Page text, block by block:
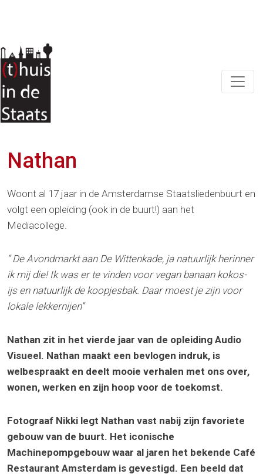
Nathan
Woont al 17 jaar in de Amsterdamse Staatsliedenbuurt en
volgt een opleiding (ook in de buurt!) aan het
Mediacollege.
‘’ De Avondmarkt aan De Wittenkade, ja natuurlijk herinner
ik mij die! Ik was er te vinden voor vegan banaan kokos-
ijs en natuurlijk de koopjesbak. Daar moest je zijn voor
lokale lekkernijen’’
Nathan zit in het vierde jaar van de opleiding Audio
Visueel. Nathan maakt een bevlogen indruk, is
welbespraakt en deelt mooie verhalen met ons over,
wonen, werken en zijn hoop voor de toekomst.
Fotograaf Nikki legt Nathan vast nabij zijn favoriete
gebouw van de buurt. Het iconische
Machinepompgebouw waar al jaren het bekende Café
Restaurant Amsterdam is gevestigd. Een beeld dat